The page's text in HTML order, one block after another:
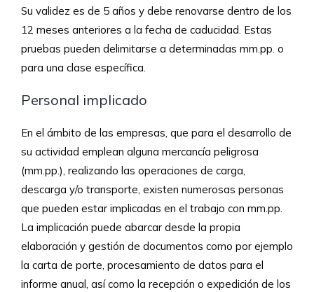
Su validez es de 5 años y debe renovarse dentro de los
12 meses anteriores a la fecha de caducidad. Estas
pruebas pueden delimitarse a determinadas mm.pp. o
para una clase específica.
Personal implicado
En el ámbito de las empresas, que para el desarrollo de
su actividad emplean alguna mercancía peligrosa
(mm.pp.), realizando las operaciones de carga,
descarga y/o transporte, existen numerosas personas
que pueden estar implicadas en el trabajo con mm.pp.
La implicación puede abarcar desde la propia
elaboración y gestión de documentos como por ejemplo
la carta de porte, procesamiento de datos para el
informe anual, así como la recepción o expedición de los